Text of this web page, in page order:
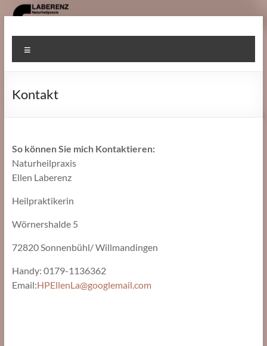
Inhalt
springen
Heilpraktiker
Gomaringen
Kontakt
So können Sie mich Kontaktieren:
Naturheilpraxis
Ellen Laberenz
Heilpraktikerin
Wörnershalde 5
72820 Sonnenbühl/ Willmandingen
Handy: 0179-1136362
Email:HPEllenLa@googlemail.com